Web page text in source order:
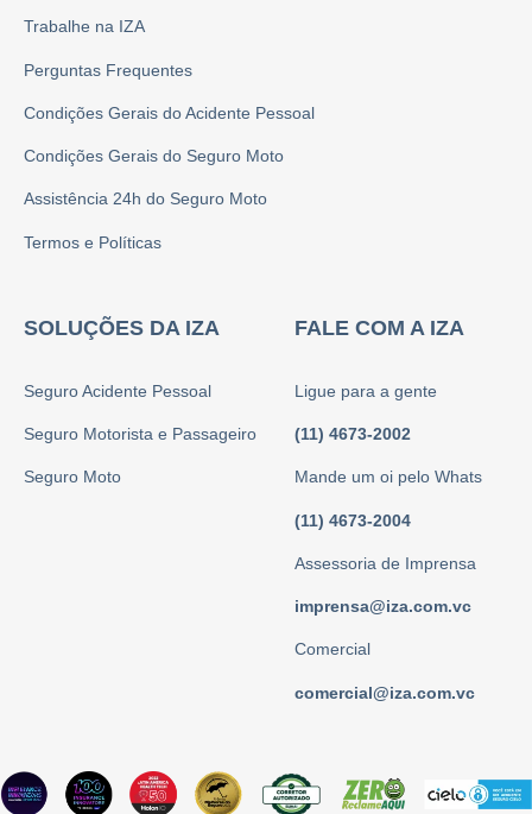
Trabalhe na IZA
Perguntas Frequentes
Condições Gerais do Acidente Pessoal
Condições Gerais do Seguro Moto
Assistência 24h do Seguro Moto
Termos e Políticas
SOLUÇÕES DA IZA
Seguro Acidente Pessoal
Seguro Motorista e Passageiro
Seguro Moto
FALE COM A IZA
Ligue para a gente
(11) 4673-2002
Mande um oi pelo Whats
(11) 4673-2004
Assessoria de Imprensa
imprensa@iza.com.vc
Comercial
comercial@iza.com.vc